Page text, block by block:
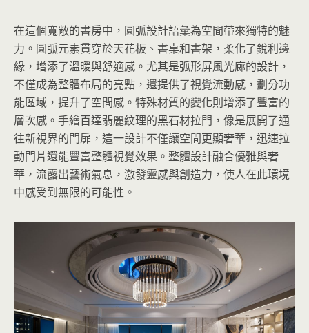
在這個寬敞的書房中，圓弧設計語彙為空間帶來獨特的魅
力。圓弧元素貫穿於天花板、書桌和書架，柔化了銳利邊
緣，增添了溫暖與舒適感。尤其是弧形屏風光廊的設計，
不僅成為整體布局的亮點，還提供了視覺流動感，劃分功
能區域，提升了空間感。特殊材質的變化則增添了豐富的
層次感。手繪百達翡麗紋理的黑石材拉門，像是展開了通
往新視界的門扉，這一設計不僅讓空間更顯奢華，迅速拉
動門片還能豐富整體視覺效果。整體設計融合優雅與奢
華，流露出藝術氣息，激發靈感與創造力，使人在此環境
中感受到無限的可能性。